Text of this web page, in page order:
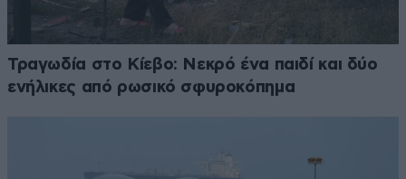
Τραγωδία στο Κίεβο: Νεκρό ένα παιδί και δύο
ενήλικες από ρωσικό σφυροκόπημα